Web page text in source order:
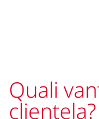
Quali
clientela?